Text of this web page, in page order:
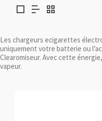
Les chargeurs ecigarettes
uniquement votre batterie ou
Clearomiseur. Avec cette
vapeur.